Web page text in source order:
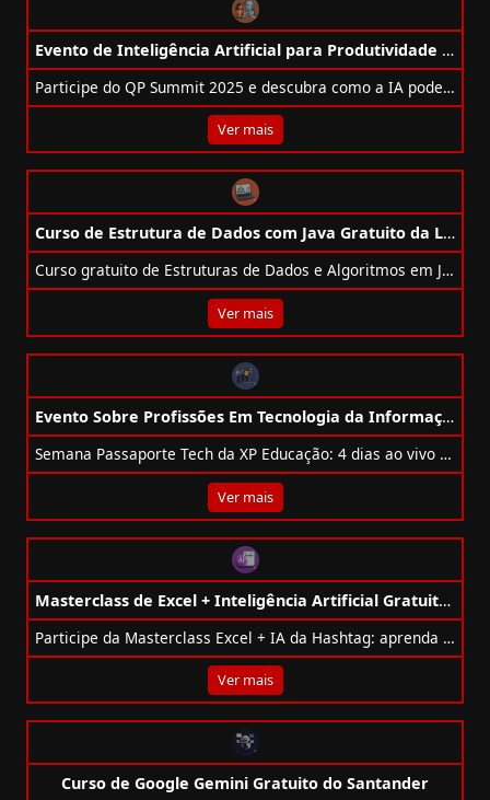
Evento de Inteligência Artificial para Produtividade Gratuito da Voitto
Participe do QP Summit 2025 e descubra como a IA pode revolucionar sua produtividade. Evento online e gratuito!
Ver mais
Curso de Estrutura de Dados com Java Gratuito da Loiane.training
Curso gratuito de Estruturas de Dados e Algoritmos em Java com certificado, conteúdo completo e exemplos práticos.
Ver mais
Evento Sobre Profissões Em Tecnologia da Informação Gratuito da XP Educação
Semana Passaporte Tech da XP Educação: 4 dias ao vivo e gratuitos sobre carreira tech global, IA, cloud, dados, segurança e dev.
Ver mais
Masterclass de Excel + Inteligência Artificial Gratuito da Hashtag Treinamentos
Participe da Masterclass Excel + IA da Hashtag: aprenda Copilot, ChatGPT, relatórios e fórmulas, grátis, em 17/09 às 19:30.
Ver mais
Curso de Google Gemini Gratuito do Santander